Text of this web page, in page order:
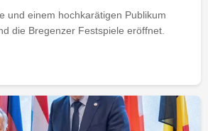
und einem hochkarätigen Publikum
die Bregenzer Festspiele eröffnet.